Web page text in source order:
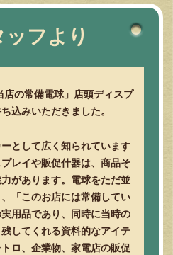
ッフより
の常備電球」店頭ディスプ
込みいただきました。
として広く知られています
レイや販促什器は、商品そ
があります。電球をただ並
「このお店には常備してい
用品であり、同時に当時の
してくれる資料的なアイテ
ロ、企業物、家電店の販促